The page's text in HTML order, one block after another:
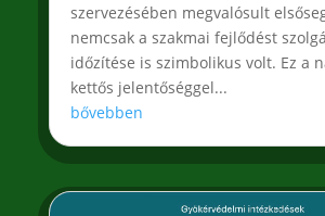
szervezésében megvalósult
nemcsak a szakmai fejlődést
időzítése is szimbolikus volt. Ez a
kettős jelentőséggel...
bővebben